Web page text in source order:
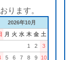
ります。
2026年10月
月 火 水 木 金 土
1
2
3
5 6 7 8 9
10